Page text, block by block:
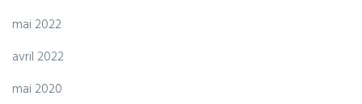
mai 2022
avril 2022
mai 2020